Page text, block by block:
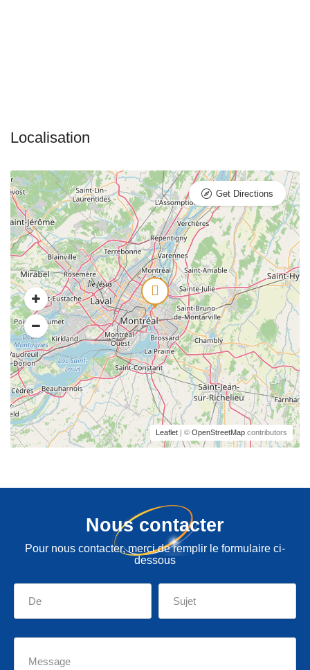
Leaflet | © OpenStreetMap contributors
Get Directions
Nous contacter
Pour nous contacter, merci de remplir le formulaire ci-
dessous